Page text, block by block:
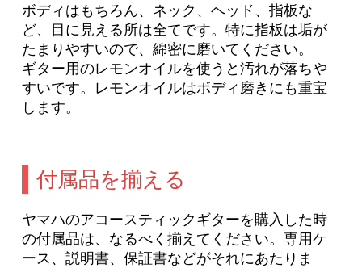
ボディはもちろん、ネック、ヘッド、指板な
ど、目に見える所は全てです。特に指板は垢が
たまりやすいので、綿密に磨いてください。
ギター用のレモンオイルを使うと汚れが落ちや
すいです。レモンオイルはボディ磨きにも重宝
します。
付属品を揃える
ヤマハのアコースティックギターを購入した時
の付属品は、なるべく揃えてください。専用ケ
ース、説明書、保証書などがそれにあたりま